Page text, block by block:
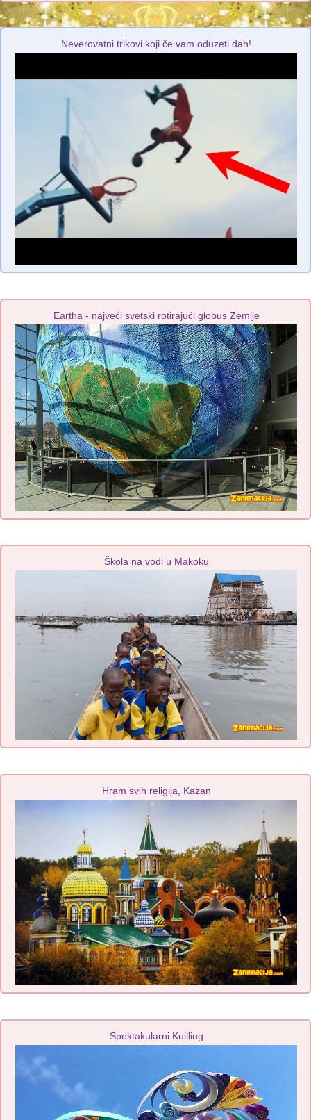
Neverovatni trikovi koji če vam oduzeti dah!
Eartha - najveći svetski rotirajući globus Zemlje
Škola na vodi u Makoku
Hram svih religija, Kazan
Spektakularni Kuilling